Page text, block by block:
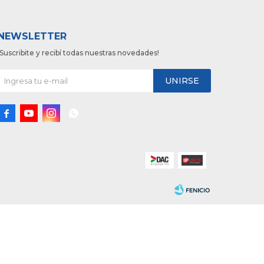
y recibí todas nuestras novedades!
UNIRSE
  